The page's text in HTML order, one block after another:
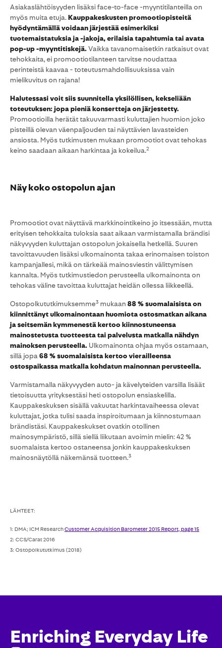
Asiakaslähtöisyyden lisäksi face-to-face -myyntitilanteilla on
myös muita etuja. Kauppakeskusten promootiopisteitä
hyödyntämällä voidaan järjestää esimerkiksi
tuotemaistatuksia ja -jakoja, erilaisia tapahtumia tai avata
pop-up -myyntitiskejä.Vaikka tavanomaisetkin ratkaisut ovat
tehokkaita, ei promootiotilanteen tarvitse noudattaa
perinteistä kaavaa - toteutusmahdollisuuksissa vain
mielikuvitus on rajana!
Halutessasi voit siis suunnitella yksilöllisen, kekseliään
toteutuksen: jopa pieniä konsertteja on järjestetty.
Promootioilla herätät takuuvarmasti kuluttajien huomion joko
pisteillä olevan väenpaljouden tai näyttävien lavasteiden
ansiosta. Myös tutkimusten mukaan promootiot ovat tehokas
keino saadaan aikaan harkintaa ja kokeilua.2
Näy koko ostopolun ajan
Promootiot ovat näyttävä markkinointikeino jo itsessään, mutta
erityisen tehokkaita tuloksia saat aikaan varmistamalla brändisi
näkyvyyden kuluttajan ostopolun jokaisella hetkellä. Suuren
tavoittavuuden lisäksi ulkomainonta takaa erinomaisen toiston
kampanjallesi, mikä on tärkeää mainosviestin välittymisen
kannalta. Myös tutkimustiedon perusteella ulkomainonta on
tehokas väline tavoittaa kuluttajat heidän ollessa liikkeellä.
Ostopolkututkimuksemme3 mukaan88 % suomalaisista on
kiinnittänyt ulkomainontaan huomiota ostosmatkan aikana
ja seitsemän kymmenestä kertoo kiinnostuneensa
mainostetusta tuotteesta tai palvelusta matkalla nähdyn
mainoksen perusteella. Ulkomainonta ohjaa myös ostamaan,
sillä jopa 68 % suomalaisista kertoo vierailleensa
ostospaikassa matkalla kohdatun mainonnan perusteella.
Varmistamalla näkyvyyden auto- ja kävelyteiden varsilla lisäät
tietoisuutta yrityksestäsi heti ostopolun ensiaskelilla.
Kauppakeskuksen sisällä vakuutat harkintavaiheessa olevat
kuluttajat, jotka tulisi saada inspiroitumaan ja kiinnostumaan
brändistäsi. Kauppakeskukset ovatkin otollinen
mainosympäristö, sillä siellä liikutaan avoimin mielin: 42 %
suomalaista kertoo ostaneensa jonkin kauppakeskuksen
mainosnäytöllä näkemänsä tuotteen.3
LÄHTEET:
1: DMA; ICM ResearchCustomer Acquisition Barometer 2015 Report, page 15
2: CCS/Carat 2016
3: Ostopolkututkimus (2018)
Enriching Everyday Life